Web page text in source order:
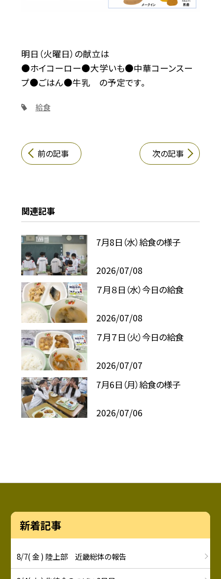
明日（火曜日）の献立は
●ホイコーロー●大学いも●中華コーンスー
プ●ごはん●牛乳 の予定です。
給食
前の記事 次の記事
関連記事
7月8日（水）給食の様子
2026/07/08
７月８日（水）今日の給食
2026/07/08
７月７日（火）今日の給食
2026/07/07
7月6日（月）給食の様子
2026/07/06
新着記事
8/7( 金 ) 陸上部 近畿総体の報告